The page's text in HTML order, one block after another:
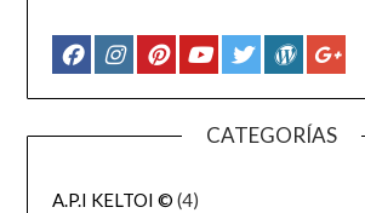
CATEGORÍAS
A.P.I KELTOI © (4)